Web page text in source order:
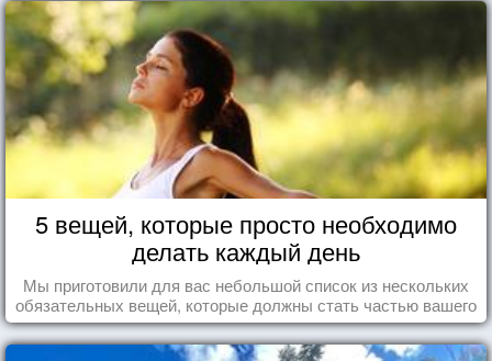
5 вещей, которые просто необходимо
делать каждый день
Мы приготовили для вас небольшой список из нескольких
обязательных вещей, которые должны стать частью вашего
дня.